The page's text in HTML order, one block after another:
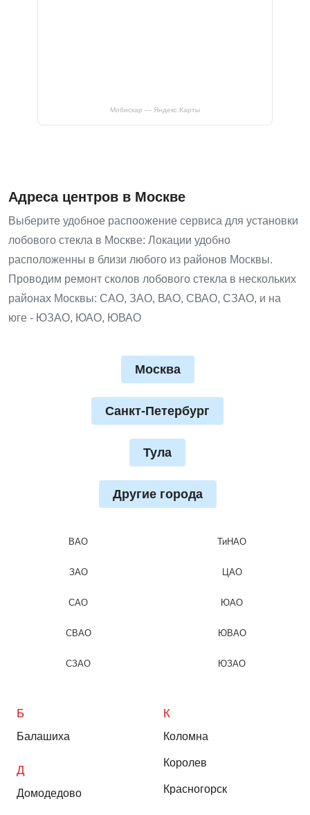
Мобискар — Яндекс.Карты
Адреса центров в Москве
Выберите удобное распоожение сервиса для установки
лобового стекла в Москве: Локации удобно
расположенны в близи любого из районов Москвы.
Проводим ремонт сколов лобового стекла в нескольких
районах Москвы: САО, ЗАО, ВАО, СВАО, СЗАО, и на
юге - ЮЗАО, ЮАО, ЮВАО
Москва
Санкт-Петербург
Тула
Другие города
ВАО
ЗАО
САО
СВАО
СЗАО
ТиНАО
ЦАО
ЮАО
ЮВАО
ЮЗАО
Б
Балашиха
Д
Домодедово
К
Коломна
Королев
Красногорск